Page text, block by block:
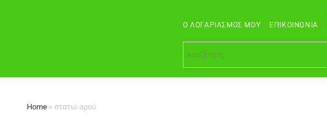
Ο ΛΟΓΑΡΙΑΣΜΌΣ ΜΟΥ ΕΠΙΚΟΙΝΩΝΊΑ
Home » στατώ ορού